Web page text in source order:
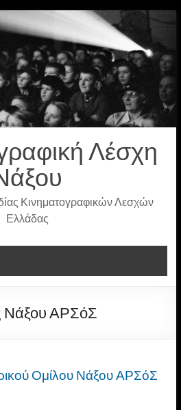
Λέσχη
Κινηματογραφικών Λεσχών
Ελλάδας
Νάξου ΑΡΣόΣ
Ομίλου Νάξου ΑΡΣόΣ